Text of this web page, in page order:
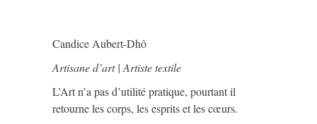
Candice Aubert-Dhô
Artisane d’art | Artiste textile
L’Art n’a pas d’utilité pratique, pourtant il
retourne les corps, les esprits et les cœurs.